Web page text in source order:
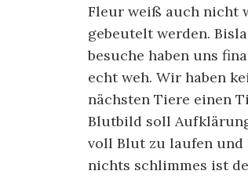
Fleur weiß auch nicht
gebeutelt werden.
besuche haben uns
echt weh. Wir haben
nächsten Tiere einen
Blutbild soll
voll Blut zu laufen und
nichts schlimmes ist